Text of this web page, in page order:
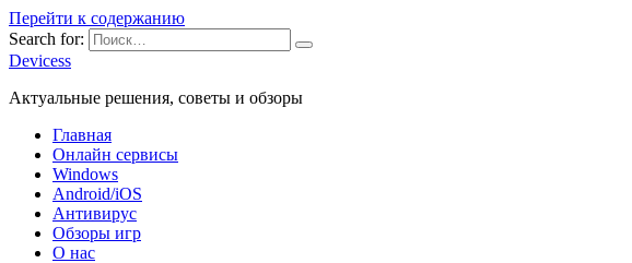
Перейти к содержанию
Search for:
Devicess
Актуальные решения, советы и обзоры
Главная
Онлайн сервисы
Windows
Android/iOS
Антивирус
Обзоры игр
О нас